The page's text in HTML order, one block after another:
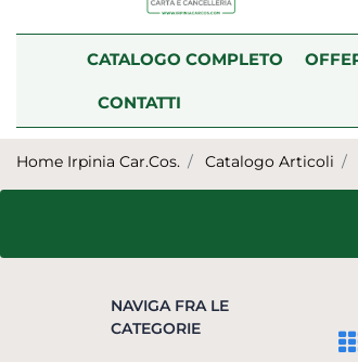
CATALOGO COMPLETO
CONTATTI
Home Irpinia Car.Cos. Catalogo Articoli
NAVIGA FRA LE
CATEGORIE